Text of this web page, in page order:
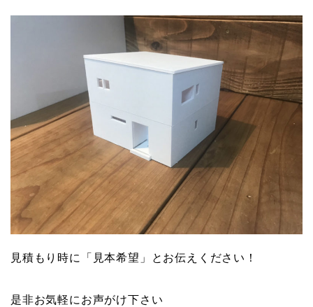
見積もり時に「見本希望」とお伝えください！
是非お気軽にお声がけ下さい